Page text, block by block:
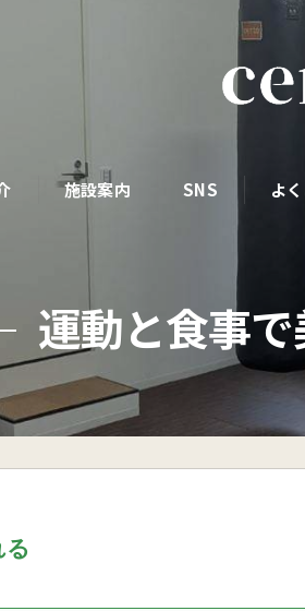
ース
施設案内 SNS よ
運動と食事